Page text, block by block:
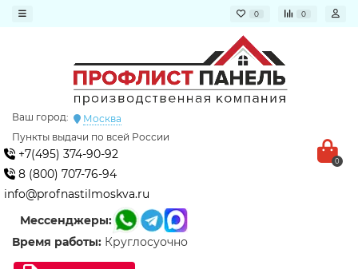
0 0
Ваш город:
Москва
Пункты выдачи по всей России
+7(495) 374-90-92
8 (800) 707-76-94
info@profnastilmoskva.ru
Мессенджеры:
Время работы: Круглосуочно
0